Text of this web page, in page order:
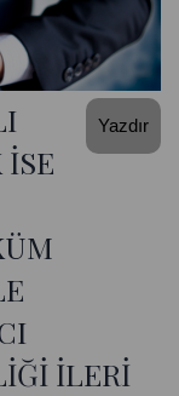
Yazdır
İLERİ